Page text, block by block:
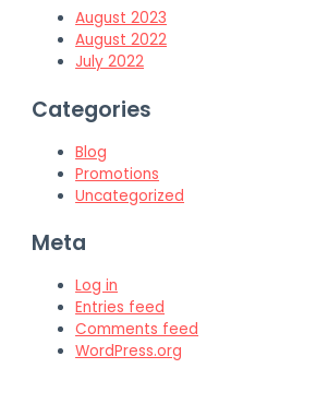
August 2023
August 2022
July 2022
Categories
Blog
Promotions
Uncategorized
Meta
Log in
Entries feed
Comments feed
WordPress.org